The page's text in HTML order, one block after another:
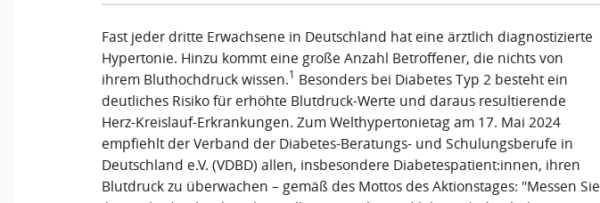
Fast jeder dritte Erwachsene in Deutschland hat eine ärztlich diagnostizierte
Hypertonie. Hinzu kommt eine große Anzahl Betroffener, die nichts von
ihrem Bluthochdruck wissen.1 Besonders bei Diabetes Typ 2 besteht ein
deutliches Risiko für erhöhte Blutdruck-Werte und daraus resultierende
Herz-Kreislauf-Erkrankungen. Zum Welthypertonietag am 17. Mai 2024
empfiehlt der Verband der Diabetes-Beratungs- und Schulungsberufe in
Deutschland e.V. (VDBD) allen, insbesondere Diabetespatient:innen, ihren
Blutdruck zu überwachen – gemäß des Mottos des Aktionstages: "Messen Sie